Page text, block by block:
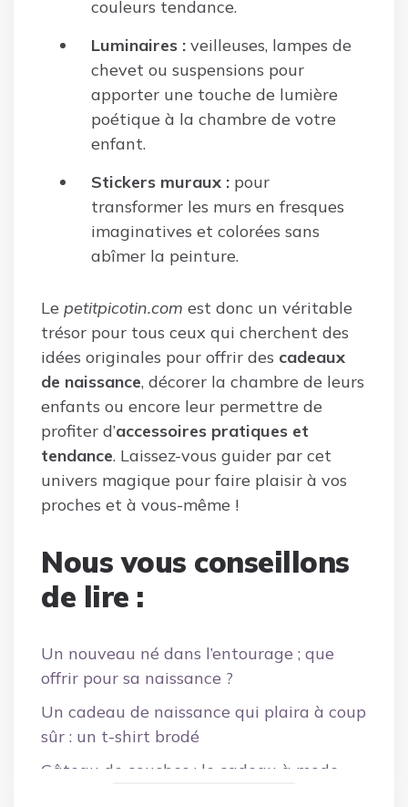
couleurs tendance.
Luminaires : veilleuses, lampes de
chevet ou suspensions pour
apporter une touche de lumière
poétique à la chambre de votre
enfant.
Stickers muraux : pour
transformer les murs en fresques
imaginatives et colorées sans
abîmer la peinture.
Le petitpicotin.com est donc un véritable
trésor pour tous ceux qui cherchent des
idées originales pour offrir des cadeaux
de naissance, décorer la chambre de leurs
enfants ou encore leur permettre de
profiter d’accessoires pratiques et
tendance. Laissez-vous guider par cet
univers magique pour faire plaisir à vos
proches et à vous-même !
Nous vous conseillons
de lire :
Un nouveau né dans l’entourage ; que
offrir pour sa naissance ?
Un cadeau de naissance qui plaira à coup
sûr : un t-shirt brodé
Gâteau de couches : le cadeau à mode